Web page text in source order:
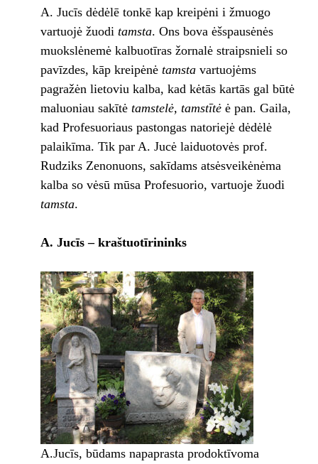
A. Jucīs dėdėlē tonkē kap kreipėni i žmuogo
vartuojė žuodi tamsta. Ons bova ėšspausėnės
muokslėnemė kalbuotīras žornalė straipsnieli so
pavīzdes, kāp kreipėnė tamstavartuojėms
pagražėn lietoviu kalba, kad kėtās kartās gal būtė
maluoniau sakītė tamstelė, tamstītėė pan. Gaila,
kad Profesuoriaus pastongas natoriejė dėdėlė
palaikīma. Tik par A. Jucė laiduotovės prof.
Rudziks Zenonuons, sakīdams atsėsveikėnėma
kalba so vėsū mūsa Profesuorio, vartuoje žuodi
tamsta.
A. Jucīs – kraštuotīrininks
A.Jucīs, būdams napaprasta prodoktīvoma